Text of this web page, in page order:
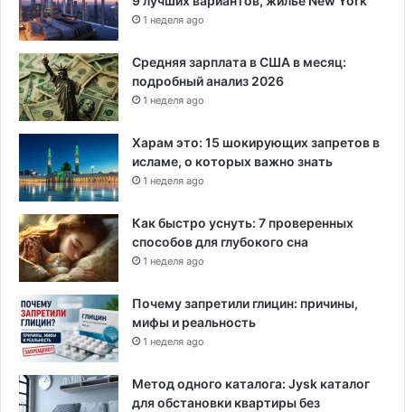
1 неделя ago
Средняя зарплата в США в месяц:
подробный анализ 2026
1 неделя ago
Харам это: 15 шокирующих запретов в
исламе, о которых важно знать
1 неделя ago
Как быстро уснуть: 7 проверенных
способов для глубокого сна
1 неделя ago
Почему запретили глицин: причины,
мифы и реальность
1 неделя ago
Метод одного каталога: Jysk каталог
для обстановки квартиры без